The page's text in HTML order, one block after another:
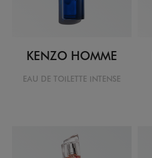
KENZO HOMME
EAU DE TOILETTE INTENSE